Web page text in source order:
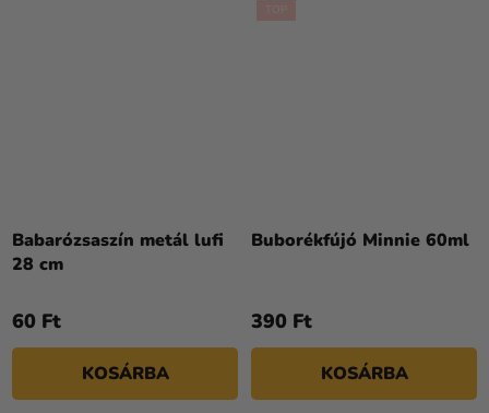
Babarózsaszín metál lufi
28 cm
60 Ft
KOSÁRBA
Buborékfújó Minnie 60ml
390 Ft
KOSÁRBA